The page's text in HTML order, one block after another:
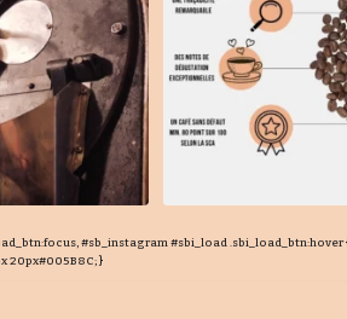
#sb_instagram #sbi_load
20px#005B8C; }